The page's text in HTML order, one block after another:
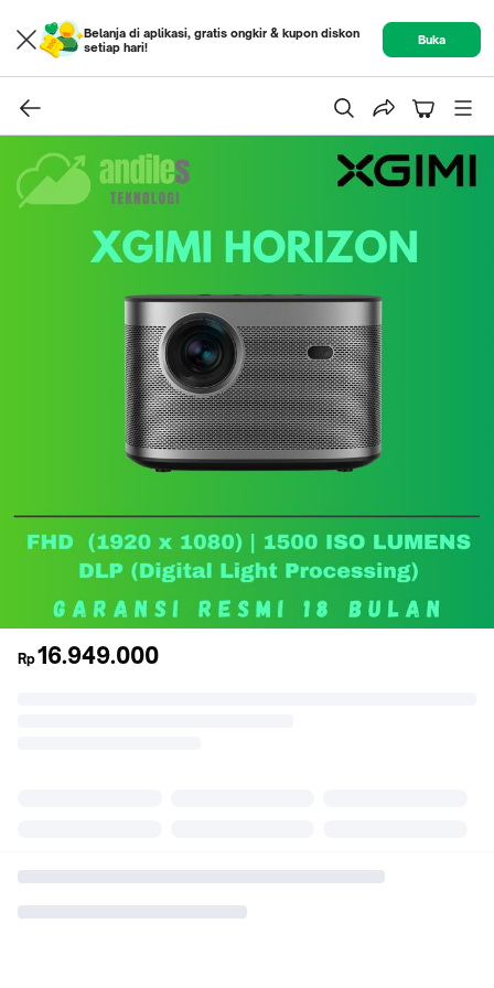
Belanja di aplikasi, gratis ongkir & kupon diskon
setiap hari!
Buka
Rp16.949.000